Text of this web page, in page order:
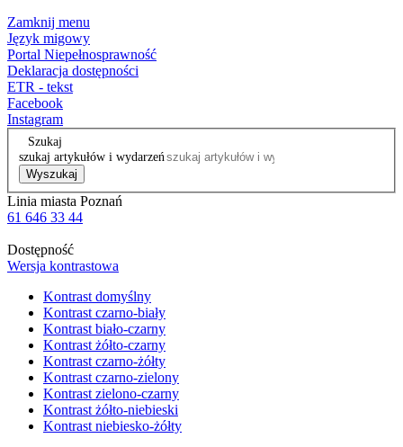
Zamknij menu
Język migowy
Portal Niepełnosprawność
Deklaracja dostępności
ETR - tekst
Facebook
Instagram
Szukaj
szukaj artykułów i wydarzeń
Wyszukaj
Linia miasta Poznań
61 646 33 44
Dostępność
Wersja kontrastowa
Kontrast domyślny
Kontrast czarno-biały
Kontrast biało-czarny
Kontrast żółto-czarny
Kontrast czarno-żółty
Kontrast czarno-zielony
Kontrast zielono-czarny
Kontrast żółto-niebieski
Kontrast niebiesko-żółty